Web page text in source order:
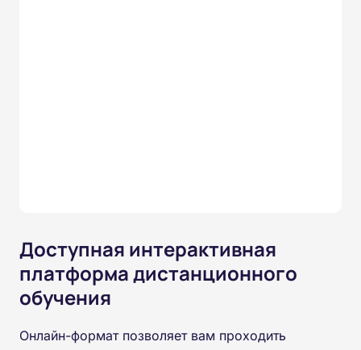
Доступная интерактивная
платформа дистанционного
обучения
Онлайн-формат позволяет вам проходить